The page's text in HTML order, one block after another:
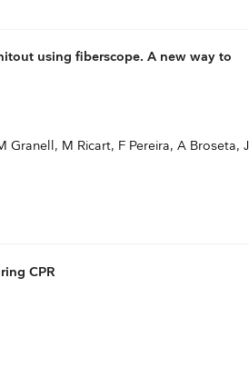
using fiberscope. A new way to
Granell, M Ricart, F Pereira, A Broseta, J
CPR